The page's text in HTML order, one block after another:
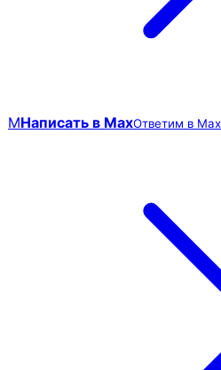
MНаписать в MaxОтветим в Max